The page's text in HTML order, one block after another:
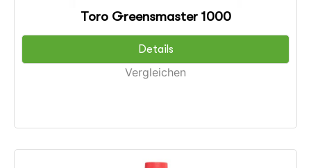
Toro Greensmaster 1000
Details
Vergleichen